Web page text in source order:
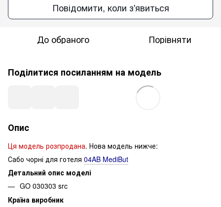
Повідомити, коли з'явиться
До обраного Порівняти
Поділитися посиланням на модель
Опис
Ця модель розпродана. Нова модель нижче:
Сабо чорні для готеля 04AB MediBut
Детальний опис моделі
GO 030303 src
Країна виробник